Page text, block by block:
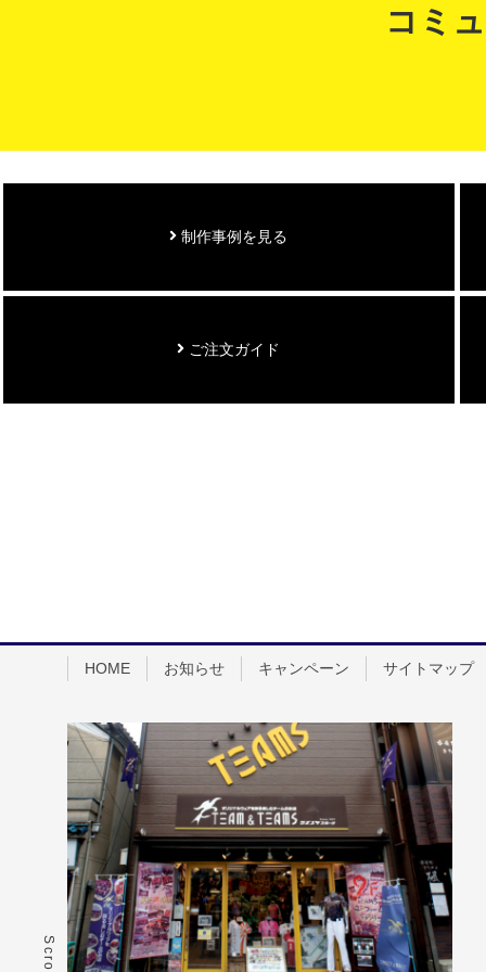
Scroll
コミ
制作事例を見る
ご注文ガイド
HOME お知らせ キャンペーン サイトマップ